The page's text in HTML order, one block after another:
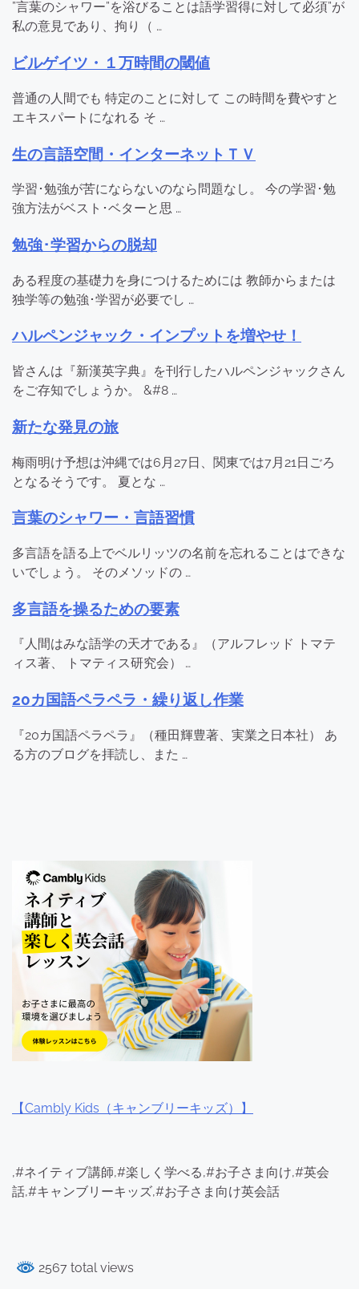
”言葉のシャワー”を浴びることは語学習得に対して必須”が
私の意見であり、拘り（ …
ビルゲイツ・１万時間の閾値
普通の人間でも 特定のことに対して この時間を費やすと
エキスパートになれる そ …
生の言語空間・インターネットＴＶ
学習･勉強が苦にならないのなら問題なし。 今の学習･勉
強方法がベスト･ベターと思 …
勉強･学習からの脱却
ある程度の基礎力を身につけるためには 教師からまたは
独学等の勉強･学習が必要でし …
ハルペンジャック・インプットを増やせ！
皆さんは『新漢英字典』を刊行したハルペンジャックさん
をご存知でしょうか。 &#8 …
新たな発見の旅
梅雨明け予想は沖縄では6月27日、関東では7月21日ごろ
となるそうです。 夏とな …
言葉のシャワー・言語習慣
多言語を語る上でベルリッツの名前を忘れることはできな
いでしょう。 そのメソッドの …
多言語を操るための要素
『人間はみな語学の天才である』（アルフレッド トマテ
ィス著、 トマティス研究会） …
20カ国語ペラペラ・繰り返し作業
『20カ国語ペラペラ』（種田輝豊著、実業之日本社） あ
る方のブログを拝読し、また …
【Cambly Kids（キャンブリーキッズ）】
,#ネイティブ講師,#楽しく学べる,#お子さま向け,#英会
話,#キャンブリーキッズ,#お子さま向け英会話
2567 total views